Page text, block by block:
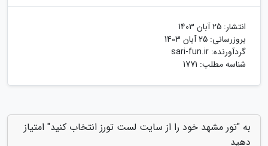
انتشار: 25 آبان 1403
بروزرسانی: 25 آبان 1403
گردآورنده: sari-fun.ir
شناسه مطلب: 1771
به "تور مشهد خود را از سایت لست تورز انتخاب کنید" امتیاز
دهید